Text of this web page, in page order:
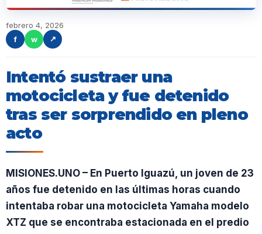
febrero 4, 2026
f
w ↗
Intentó sustraer una
motocicleta y fue detenido
tras ser sorprendido en pleno
acto
MISIONES.UNO – En Puerto Iguazú, un joven de 23
años fue detenido en las últimas horas cuando
intentaba robar una motocicleta Yamaha modelo
XTZ que se encontraba estacionada en el predio